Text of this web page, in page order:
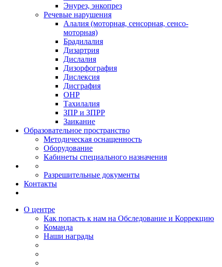
Энурез, энкопрез
Речевые нарушения
Алалия (моторная, сенсорная, сенсо-
моторная)
Брадилалия
Дизартрия
Дислалия
Дизорфография
Дислексия
Дисграфия
ОНР
Тахилалия
ЗПР и ЗПРР
Заикание
Образовательное пространство
Методическая оснащенность
Оборудование
Кабинеты специального назначения
Разрешительные документы
Контакты
О центре
Как попасть к нам на Обследование и Коррекцию
Команда
Наши награды